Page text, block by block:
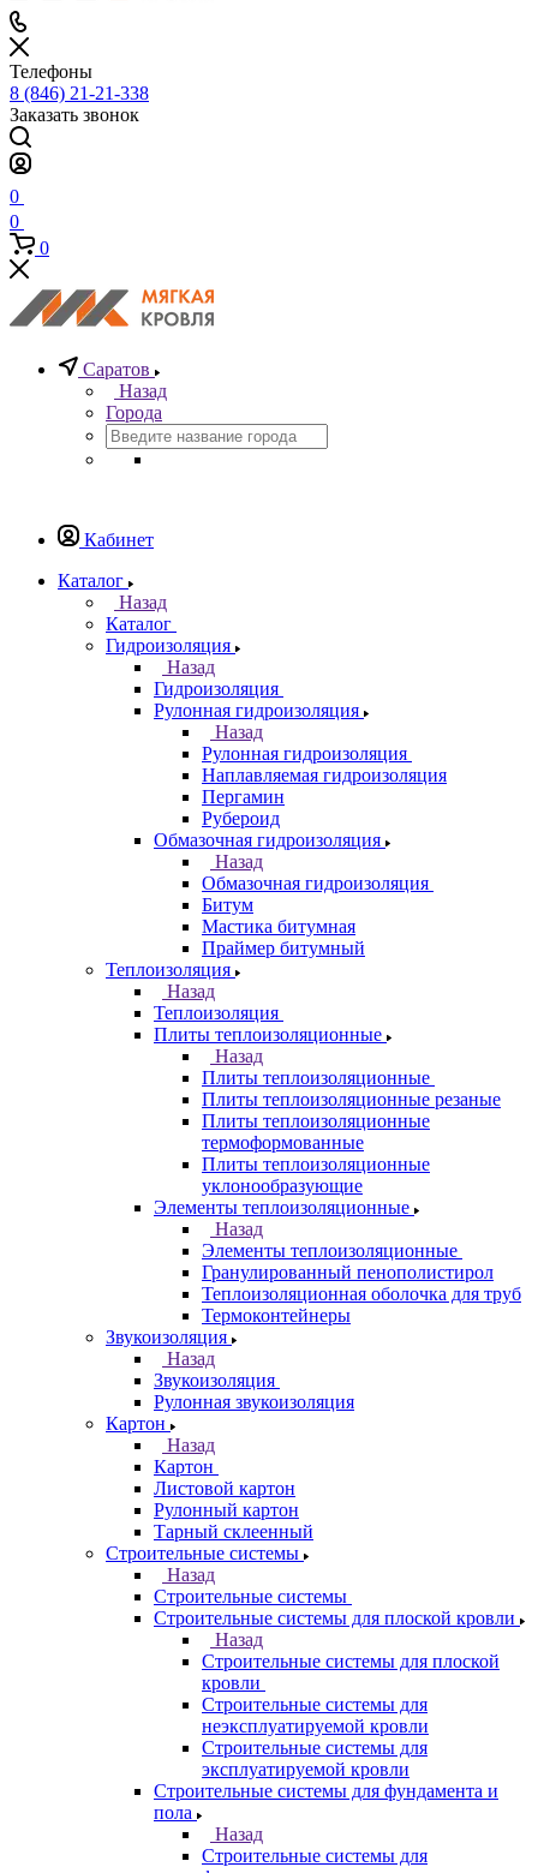
Телефоны
8 (846) 21-21-338
Заказать звонок
0
0
0
Саратов
Назад
Города
Кабинет
Каталог
Назад
Каталог
Гидроизоляция
Назад
Гидроизоляция
Рулонная гидроизоляция
Назад
Рулонная гидроизоляция
Наплавляемая гидроизоляция
Пергамин
Рубероид
Обмазочная гидроизоляция
Назад
Обмазочная гидроизоляция
Битум
Мастика битумная
Праймер битумный
Теплоизоляция
Назад
Теплоизоляция
Плиты теплоизоляционные
Назад
Плиты теплоизоляционные
Плиты теплоизоляционные резаные
Плиты теплоизоляционные
термоформованные
Плиты теплоизоляционные
уклонообразующие
Элементы теплоизоляционные
Назад
Элементы теплоизоляционные
Гранулированный пенополистирол
Теплоизоляционная оболочка для труб
Термоконтейнеры
Звукоизоляция
Назад
Звукоизоляция
Рулонная звукоизоляция
Картон
Назад
Картон
Листовой картон
Рулонный картон
Тарный склеенный
Строительные системы
Назад
Строительные системы
Строительные системы для плоской кровли
Назад
Строительные системы для плоской
кровли
Строительные системы для
неэксплуатируемой кровли
Строительные системы для
эксплуатируемой кровли
Строительные системы для фундамента и
пола
Назад
Строительные системы для